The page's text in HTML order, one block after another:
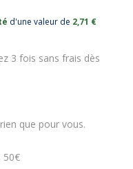
d'une valeur de 2,71 €
3 fois sans frais dès
que pour vous.
50€